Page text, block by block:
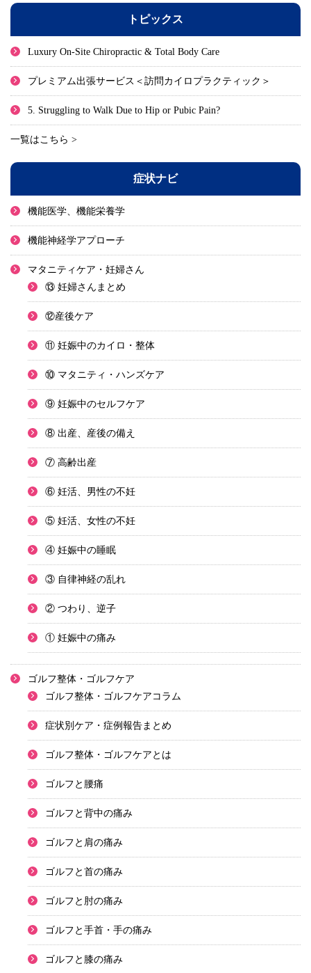
トピックス
Luxury On-Site Chiropractic & Total Body Care
プレミアム出張サービス＜訪問カイロプラクティック＞
5. Struggling to Walk Due to Hip or Pubic Pain?
一覧はこちら >
症状ナビ
機能医学、機能栄養学
機能神経学アプローチ
マタニティケア・妊婦さん
⑬ 妊婦さんまとめ
⑫産後ケア
⑪ 妊娠中のカイロ・整体
⑩ マタニティ・ハンズケア
⑨ 妊娠中のセルフケア
⑧ 出産、産後の備え
⑦ 高齢出産
⑥ 妊活、男性の不妊
⑤ 妊活、女性の不妊
④ 妊娠中の睡眠
③ 自律神経の乱れ
② つわり、逆子
① 妊娠中の痛み
ゴルフ整体・ゴルフケア
ゴルフ整体・ゴルフケアコラム
症状別ケア・症例報告まとめ
ゴルフ整体・ゴルフケアとは
ゴルフと腰痛
ゴルフと背中の痛み
ゴルフと肩の痛み
ゴルフと首の痛み
ゴルフと肘の痛み
ゴルフと手首・手の痛み
ゴルフと膝の痛み